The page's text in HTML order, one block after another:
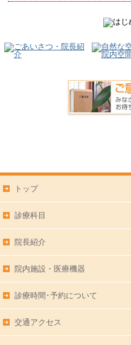
トップ
診療科目
院長紹介
院内施設・医療機器
診療時間･予約について
交通アクセス